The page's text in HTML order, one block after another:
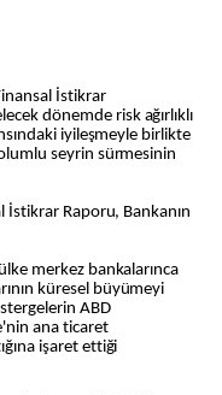
İstikrar
dönemde risk ağırlıklı
iyileşmeyle birlikte
seyrin sürmesinin
Raporu, Bankanın
merkez bankalarınca
küresel büyümeyi
ABD
ana ticaret
işaret ettiği